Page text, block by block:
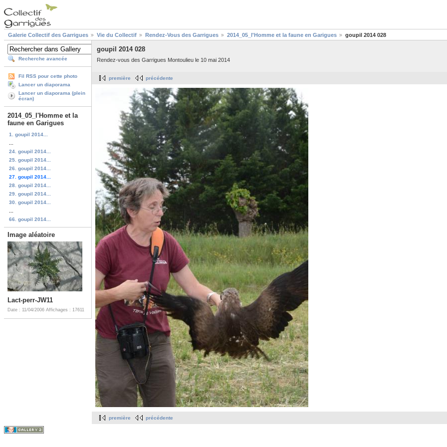
Galerie Collectif des Garrigues Vie du Collectif Rendez-Vous des Garrigues 2014_05_l'Homme et la faune en Garigues goupil 2014 028
Recherche avancée
Fil RSS pour cette photo
Lancer un diaporama
Lancer un diaporama (plein
écran)
2014_05_l'Homme et la
faune en Garigues
1. goupil 2014...
24. goupil 2014...
25. goupil 2014...
26. goupil 2014...
27. goupil 2014...
28. goupil 2014...
29. goupil 2014...
30. goupil 2014...
66. goupil 2014...
Image aléatoire
Lact-perr-JW11
Date : 11/04/2006 Affichages : 17611
goupil 2014 028
Rendez-vous des Garrigues Montoulieu le 10 mai 2014
première précédente
première précédente